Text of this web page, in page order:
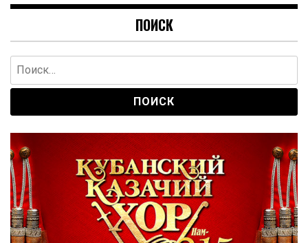
ПОИСК
Найти: